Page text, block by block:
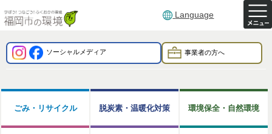
Language
ソーシャルメディア 事業者の方へ
ごみ・リサイクル 脱炭素・温暖化対策 環境保全・自然環境